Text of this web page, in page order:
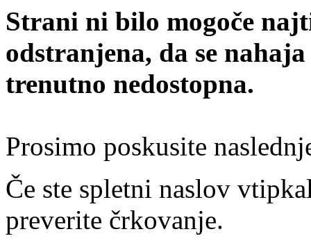
Strani ni bilo mogoče
odstranjena, da se
trenutno nedostopna.
Prosimo poskusite
Če ste spletni naslov
preverite črkovanje.